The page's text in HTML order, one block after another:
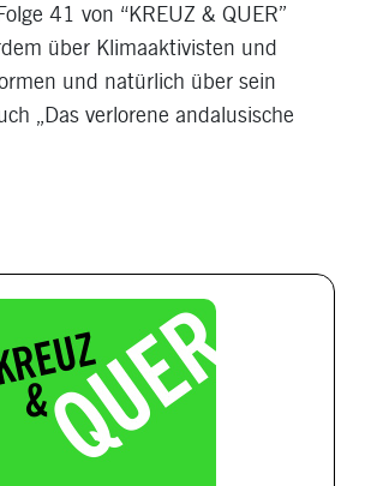
41 von “KREUZ & QUER”
über Klimaaktivisten und
und natürlich über sein
„Das verlorene andalusische